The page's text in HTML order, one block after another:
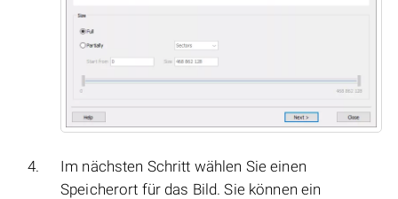
Im nächsten Schritt wählen Sie einen
Speicherort für das Bild. Sie können ein